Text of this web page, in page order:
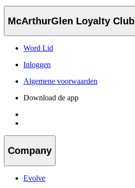
McArthurGlen Loyalty Club
Word Lid
Inloggen
Algemene voorwaarden
Download de app
Company
Evolve